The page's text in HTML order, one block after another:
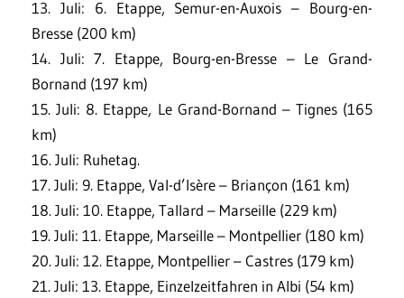
13. Juli: 6. Etappe, Semur-en-Auxois – Bourg-en-
Bresse (200 km)
14. Juli: 7. Etappe, Bourg-en-Bresse – Le Grand-
Bornand (197 km)
15. Juli: 8. Etappe, Le Grand-Bornand – Tignes (165
km)
16. Juli: Ruhetag.
17. Juli: 9. Etappe, Val-d’Isère – Briançon (161 km)
18. Juli: 10. Etappe, Tallard – Marseille (229 km)
19. Juli: 11. Etappe, Marseille – Montpellier (180 km)
20. Juli: 12. Etappe, Montpellier – Castres (179 km)
21. Juli: 13. Etappe, Einzelzeitfahren in Albi (54 km)